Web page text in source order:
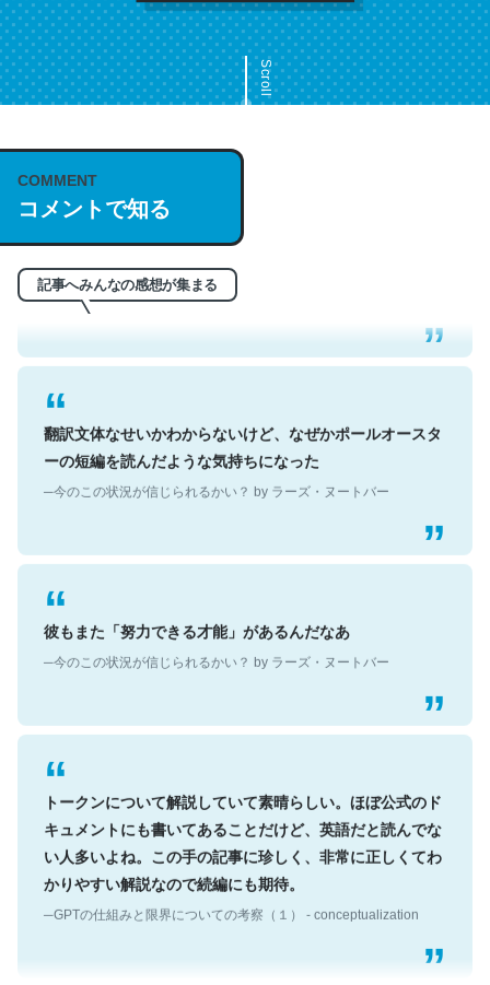
Scroll
COMMENT
コメントで知る
記事へみんなの感想が集まる
これは名文。彼はとてもクレバーなんだろうなと凄く思
─今のこの状況が信じられるかい？ by ラーズ・ヌートバー
翻訳文体なせいかわからないけど、なぜかポールオースタ
ーの短編を読んだような気持ちになった
─今のこの状況が信じられるかい？ by ラーズ・ヌートバー
彼もまた「努力できる才能」があるんだなあ
─今のこの状況が信じられるかい？ by ラーズ・ヌートバー
トークンについて解説していて素晴らしい。ほぼ公式のド
キュメントにも書いてあることだけど、英語だと読んでな
い人多いよね。この手の記事に珍しく、非常に正しくてわ
かりやすい解説なので続編にも期待。
─GPTの仕組みと限界についての考察（１） - conceptualization